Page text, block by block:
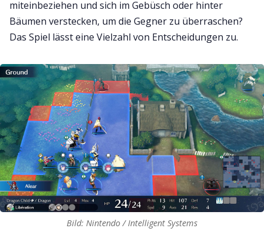
miteinbeziehen und sich im Gebüsch oder hinter
Bäumen verstecken, um die Gegner zu überraschen?
Das Spiel lässt eine Vielzahl von Entscheidungen zu.
Bild: Nintendo / Intelligent Systems